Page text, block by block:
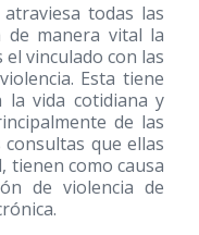
todas las
de manera vital la
vinculado con las
Esta tiene
la vida cotidiana y
de las
que ellas
tienen como causa
de violencia de